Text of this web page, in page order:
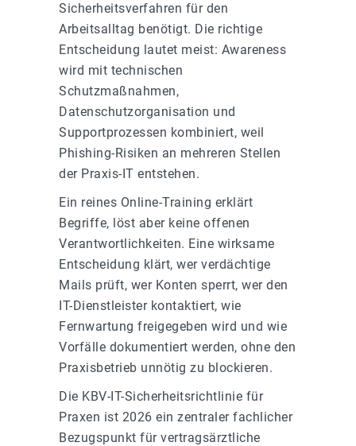
Sicherheitsverfahren für den
Arbeitsalltag benötigt. Die richtige
Entscheidung lautet meist: Awareness
wird mit technischen
Schutzmaßnahmen,
Datenschutzorganisation und
Supportprozessen kombiniert, weil
Phishing-Risiken an mehreren Stellen
der Praxis-IT entstehen.
Ein reines Online-Training erklärt
Begriffe, löst aber keine offenen
Verantwortlichkeiten. Eine wirksame
Entscheidung klärt, wer verdächtige
Mails prüft, wer Konten sperrt, wer den
IT-Dienstleister kontaktiert, wie
Fernwartung freigegeben wird und wie
Vorfälle dokumentiert werden, ohne den
Praxisbetrieb unnötig zu blockieren.
Die KBV-IT-Sicherheitsrichtlinie für
Praxen ist 2026 ein zentraler fachlicher
Bezugspunkt für vertragsärztliche